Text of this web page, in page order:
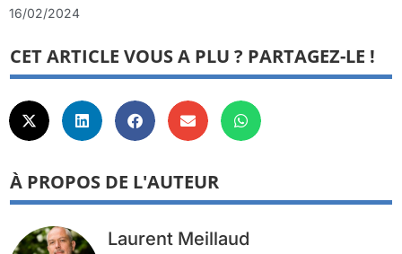
16/02/2024
CET ARTICLE VOUS A PLU ? PARTAGEZ-LE !
À PROPOS DE L'AUTEUR
Laurent Meillaud